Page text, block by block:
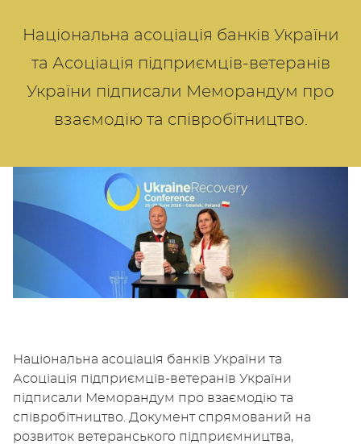
Національна асоціація банків України
та Асоціація підприємців-ветеранів
України підписали Меморандум про
взаємодію та співробітництво.
Національна асоціація банків України та
Асоціація підприємців-ветеранів України
підписали Меморандум про взаємодію та
співробітництво. Документ спрямований на
розвиток ветеранського підприємництва,